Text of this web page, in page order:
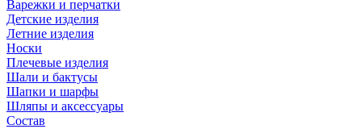
Варежки и перчатки
Детские изделия
Летние изделия
Носки
Плечевые изделия
Шали и бактусы
Шапки и шарфы
Шляпы и аксессуары
Состав